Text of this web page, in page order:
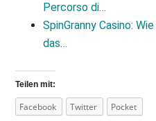
Percorso di…
SpinGranny Casino:
das…
Teilen mit:
Facebook Twitter Pocket